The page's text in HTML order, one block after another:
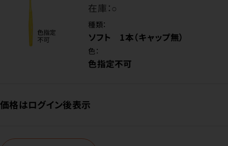
在庫：○
種類：
ソフト 1本（キャップ無）
色：
色指定不可
価格はログイン後表示